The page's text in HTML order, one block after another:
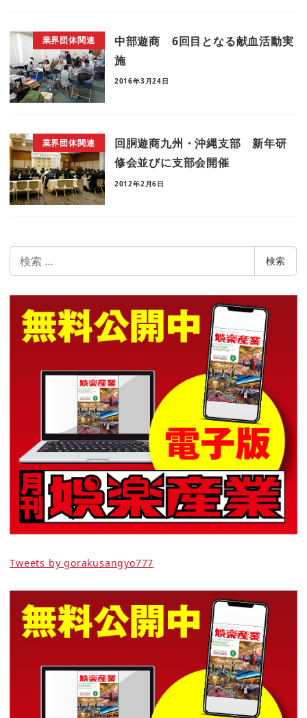
業界団体関連
中部遊商 6回目となる献血活動実
施
2016年3月24日
業界団体関連
回胴遊商九州・沖縄支部 新年研
修会並びに支部会開催
2012年2月6日
索
検索
Tweets by gorakusangyo777